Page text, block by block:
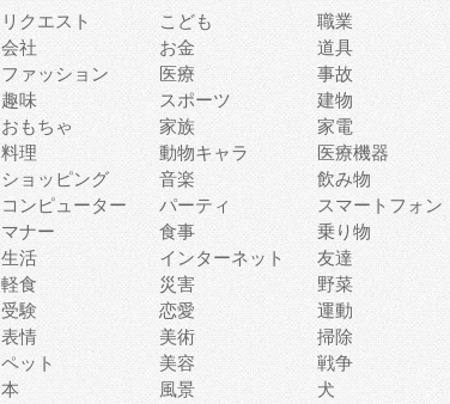
リクエスト こども 職業
会社
お金 道具
ファッション
医療 事故
趣味
スポーツ 建物
おもちゃ
家族 家電
料理
動物キャラ 医療機器
ショッピング
音楽 飲み物
コンピューター
パーティ スマートフォン
マナー
食事 乗り物
生活
インターネット 友達
軽食
災害 野菜
受験
恋愛 運動
表情
美術 掃除
ペット
美容 戦争
本
風景 犬